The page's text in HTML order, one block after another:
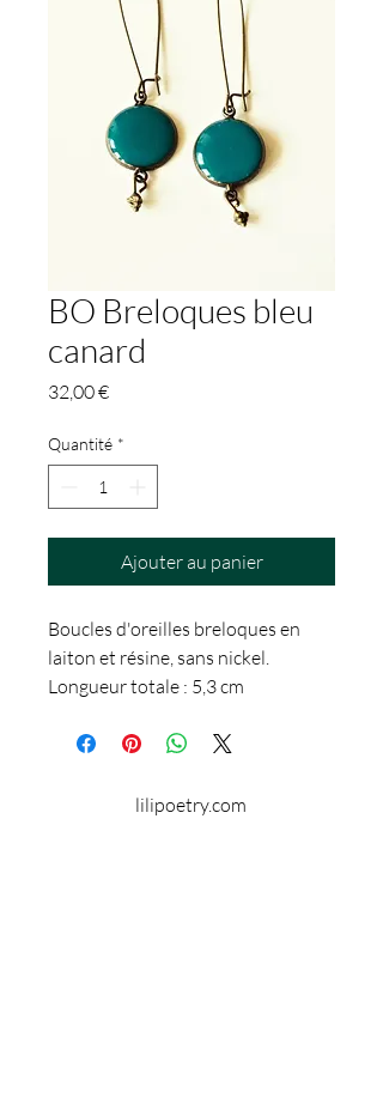
BO Breloques bleu
canard
32,00 €Prix
Quantité *
Ajouter au panier
Boucles d'oreilles breloques en
laiton et résine, sans nickel.
Longueur totale : 5,3 cm
lilipoetry.com